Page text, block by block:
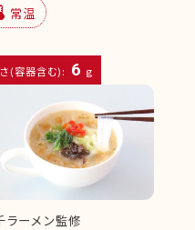
常温
(容器含む): 6 g
ラーメン監修